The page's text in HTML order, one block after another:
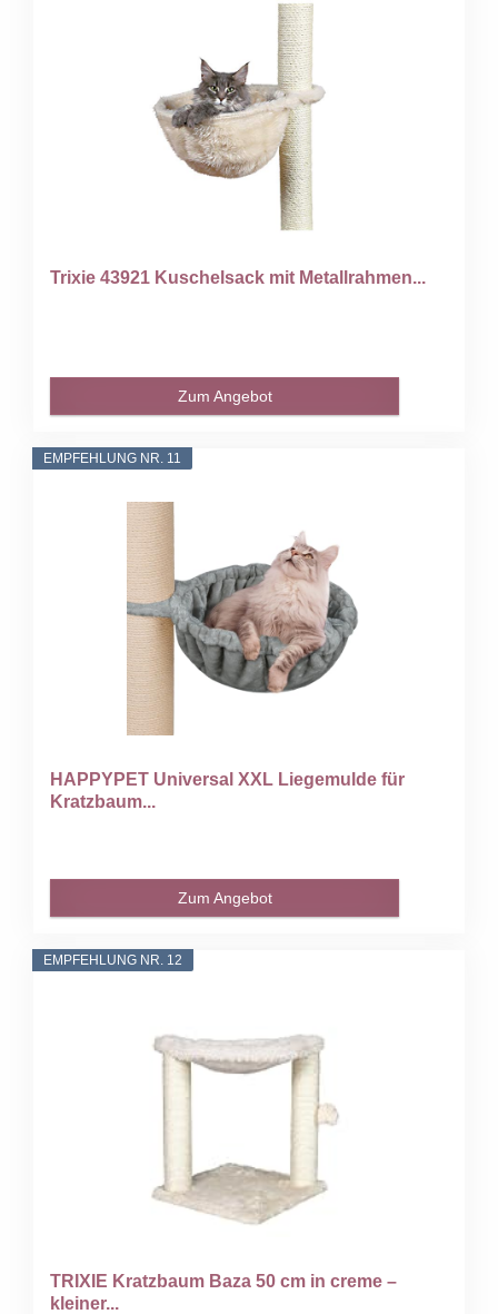
Trixie 43921 Kuschelsack mit Metallrahmen...
Zum Angebot
EMPFEHLUNG NR. 11
HAPPYPET Universal XXL Liegemulde für
Kratzbaum...
Zum Angebot
EMPFEHLUNG NR. 12
TRIXIE Kratzbaum Baza 50 cm in creme –
kleiner...